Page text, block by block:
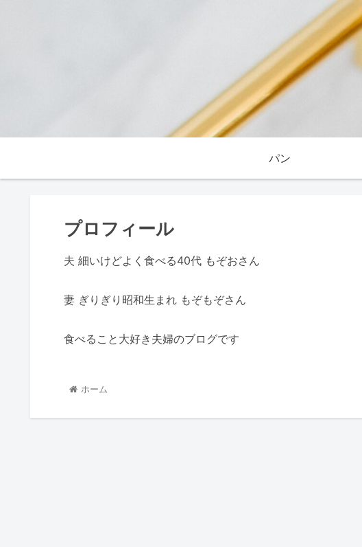
パン
プロフィール
夫 細いけどよく食べる40代 もぞおさん
妻 ぎりぎり昭和生まれ もぞもぞさん
食べること大好き夫婦のブログです
ホーム